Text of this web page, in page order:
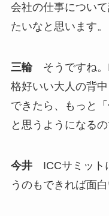
会社の仕事につい
たいなと思います。
三輪そうですね。
格好いい大人の背
できたら、もっと
と思うようになる
今井ICCサミット
うのもできれば面